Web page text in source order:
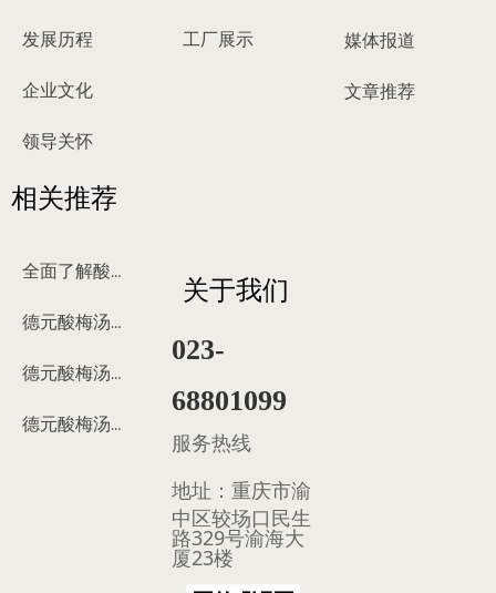
发展历程
企业文化
领导关怀
工厂展示 媒体报道
文章推荐
关于我们
023-
68801099
服务热线
地址： 重庆市渝
中区较场口民生
路329号渝海大
厦23楼
相关推荐
全面了解酸梅汤
德元酸梅汤来历
德元酸梅汤制作过程
德元酸梅汤多少钱